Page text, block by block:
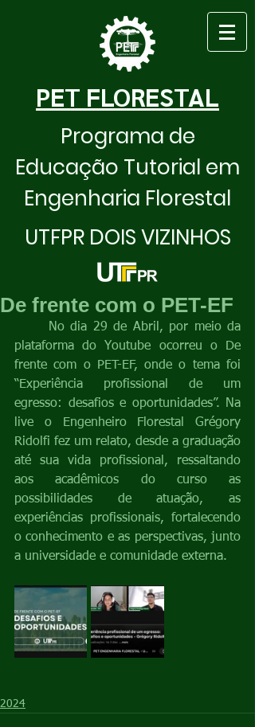
PET FLORESTAL
Programa de
Educação Tutorial em
Engenharia Florestal
UTFPR DOIS VIZINHOS
De frente com o PET-EF
plataforma do Youtube ocorreu o De
frente com o PET-EF, onde o tema foi
“Experiência profissional de um
egresso: desafios e oportunidades”. Na
live o Engenheiro Florestal Grégory
Ridolfi fez um relato, desde a graduação
até sua vida profissional, ressaltando
aos acadêmicos do curso as
possibilidades de atuação, as
experiências profissionais, fortalecendo
o conhecimento e as perspectivas, junto
a universidade e comunidade externa.
2024